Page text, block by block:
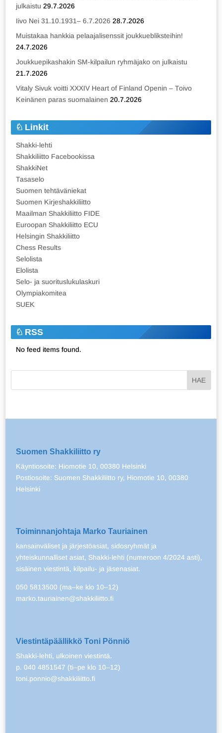
julkaistu 29.7.2026
Iivo Nei 31.10.1931– 6.7.2026 28.7.2026
Muistakaa hankkia pelaajalisenssit joukkuebliksteihin!
24.7.2026
Joukkuepikashakin SM-kilpailun ryhmäjako on julkaistu
21.7.2026
Vitaly Sivuk voitti XXXIV Heart of Finland Openin – Toivo
Keinänen paras suomalainen 20.7.2026
Linkit
Shakki-lehti
Shakkiliitto Facebookissa
ShakkiNet
Tasaselo
Suomen tehtäväniekat
Suomen Kirjeshakkiliitto
Maailman Shakkiliitto FIDE
Euroopan Shakkiliitto ECU
Helsingin Shakkiliitto
Chess Results
Selolista
Elolista
Selo- ja suorituslukulaskuri
Olympiakomitea
SUEK
RSS
No feed items found.
Suomen Shakkiliitto ry
Käyntiosoite: Hiomotie 10, 00380 Helsinki
Postiosoite: Suomen Shakkiliitto ry, Hiomotie 10, 00380
Helsinki
Toiminnanjohtaja Marko Tauriainen
kansainväliset ja järjestöasiat, sidosryhmät ja
yhteiskunnalliset asiat, Shakki-lehti (numeroon 4/2024 asti),
sisäinen viestintä, kilpailu- ja jäsenasiat.
050 5813500 (ma–ke klo 10–12)
marko.tauriainen@shakkiliitto.fi
Viestintäpäällikkö Toni Pönniö
Shakki-lehti, ulkoinen viestintä.
p. 040 4851547 (ti–pe klo 10–12)
toni.ponnio@shakkiliitto.fi